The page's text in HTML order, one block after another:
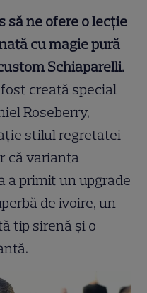
să ne ofere o lecție
cu magie pură
Schiaparelli.
creată special
Roseberry,
stilul regretatei
că varianta
a primit un upgrade
de ivoire, un
tip sirenă și o